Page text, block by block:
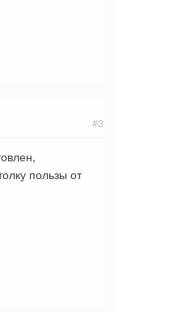
#3
пользы от